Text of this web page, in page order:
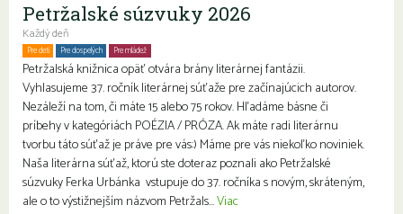
Petržalské súzvuky 2026
Každý deň
Pre deti Pre dospelých Pre mládež
Petržalská knižnica opäť otvára brány literárnej fantázii.
Vyhlasujeme 37. ročník literárnej súťaže pre začínajúcich autorov.
Nezáleží na tom, či máte 15 alebo 75 rokov. Hľadáme básne či
príbehy v kategóriách POÉZIA / PRÓZA. Ak máte radi literárnu
tvorbu táto súťaž je práve pre vás:) Máme pre vás niekoľko noviniek.
Naša literárna súťaž, ktorú ste doteraz poznali ako Petržalské
súzvuky Ferka Urbánka vstupuje do 37. ročníka s novým, skráteným,
ale o to výstižnejším názvom Petržals...Viac